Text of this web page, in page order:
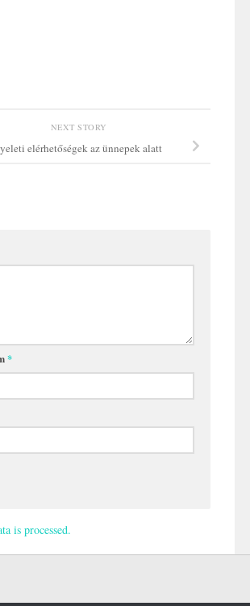
NEXT STORY
elérhetőségek az ünnepek alatt
*
is processed.